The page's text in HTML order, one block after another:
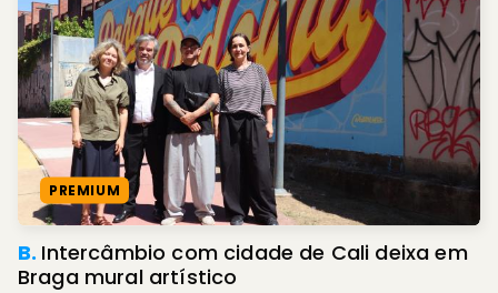
PREMIUM
B. Intercâmbio com cidade de Cali deixa em
Braga mural artístico